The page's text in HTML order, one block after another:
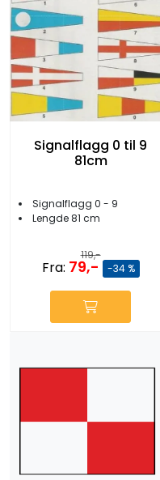
Signalflagg 0 til 9
81cm
Signalflagg 0 - 9
Lengde 81 cm
119,-
Fra: 79,- -34 %